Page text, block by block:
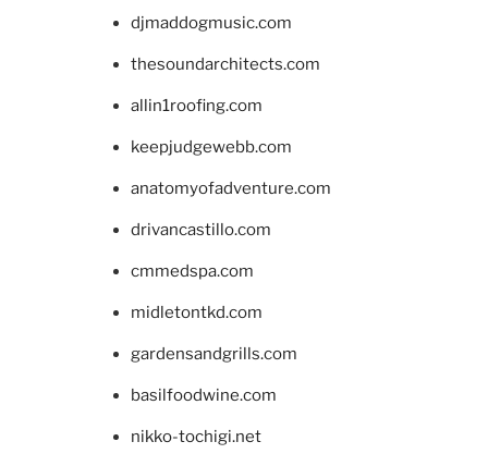
djmaddogmusic.com
thesoundarchitects.com
allin1roofing.com
keepjudgewebb.com
anatomyofadventure.com
drivancastillo.com
cmmedspa.com
midletontkd.com
gardensandgrills.com
basilfoodwine.com
nikko-tochigi.net